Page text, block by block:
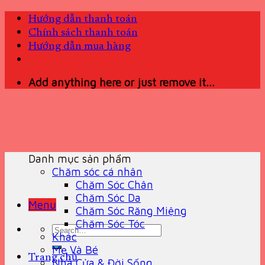
Skip
content
Hướng dẫn thanh toán
Chính sách thanh toán
Hướng dẫn mua hàng
Add anything here or just remove it...
Menu
Search
for:
Trang chủ
Danh mục sản phẩm
Chăm sóc cá nhân
Chăm Sóc Chân
Chăm Sóc Da
Chăm Sóc Răng Miệng
Chăm Sóc Tóc
Khác
Mẹ Và Bé